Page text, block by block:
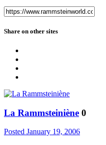
Share on other sites
La Rammsteiniène 0
Posted January 19, 2006